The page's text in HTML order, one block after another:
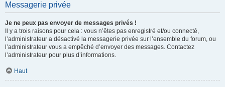
Messagerie privée
Je ne peux pas envoyer de messages privés !
Il y a trois raisons pour cela : vous n’êtes pas enregistré et/ou connecté,
l’administrateur a désactivé la messagerie privée sur l’ensemble du forum, ou
l’administrateur vous a empêché d’envoyer des messages. Contactez
l’administrateur pour plus d’informations.
Haut